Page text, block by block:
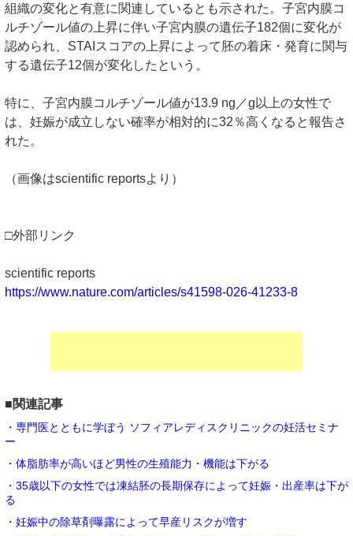
組織の変化と有意に関連しているとも示された。子宮内膜コ
ルチゾール値の上昇に伴い子宮内膜の遺伝子182個に変化が
認められ、STAIスコアの上昇によって胚の着床・発育に関与
する遺伝子12個が変化したという。
特に、子宮内膜コルチゾール値が13.9 ng／g以上の女性で
は、妊娠が成立しない確率が相対的に32％高くなると報告さ
れた。
（画像はscientific reportsより）
□外部リンク
scientific reports
https://www.nature.com/articles/s41598-026-41233-8
■関連記事
・専門医とともに学ぼう ソフィアレディスクリニックの妊活セミナ
ー
・体脂肪率が高いほど男性の生殖能力・機能は下がる
・35歳以下の女性では凍結胚の長期保存によって妊娠・出産率は下が
る
・妊娠中の除草剤曝露によって早産リスクが増す